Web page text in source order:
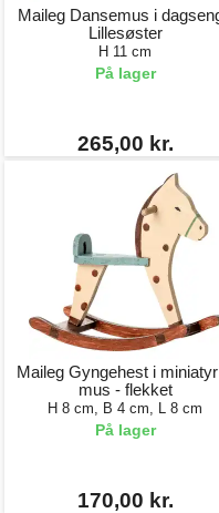
Maileg Dansemus i
Lillesøster
H 11 cm
På lager
265,00 kr.
Maileg Gyngehest i
mus - flekket
H 8 cm, B 4 cm, L 8 cm
På lager
170,00 kr.